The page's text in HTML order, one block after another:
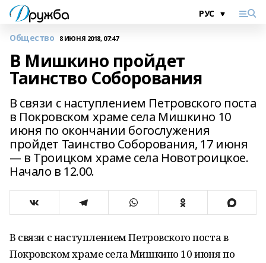
Общество 8 ИЮНЯ 2018, 07:47
В Мишкино пройдет
Таинство Соборования
В связи с наступлением Петровского поста
в Покровском храме села Мишкино 10
июня по окончании богослужения
пройдет Таинство Соборования, 17 июня
— в Троицком храме села Новотроицкое.
Начало в 12.00.
В связи с наступлением Петровского поста в
Покровском храме села Мишкино 10 июня по